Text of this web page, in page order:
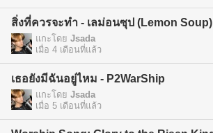
สิ่งที่ควรจะทำ - เลม่อนซุป (Lemon Soup)
แกะโดย Jsada
เมื่อ 4 เดือนที่แล้ว
เธอยังมีฉันอยู่ไหม - P2WarShip
แกะโดย Jsada
เมื่อ 5 เดือนที่แล้ว